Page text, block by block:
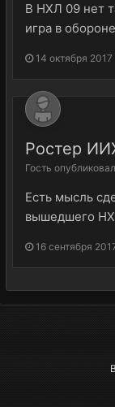
В НХЛ 09 нет
игра в
14 октября 2017
Ростер
Гость
Есть мысль
вышедшего
16 сентября